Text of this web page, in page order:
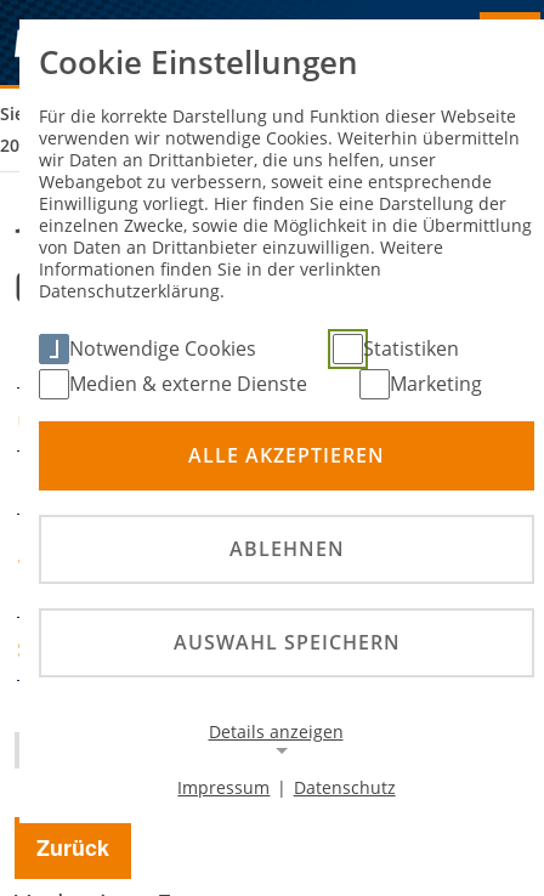
Sie sind hier: 12. EMMERSDORFER ADAC WINTER CROSS SLALOM
2024
12. Emmersdorfer ADAC Winter
Cross Slalom 2024
DATUM 01. Februar 2025
ORT Aldersbach
VERANSTALTER
MSC Emmersdorf e.V.
im ADAC
SPORTABTEILUNG ADAC Südbayern
Homepage
Zurück
Cookie Einstellungen
Für die korrekte Darstellung und Funktion dieser Webseite
verwenden wir notwendige Cookies. Weiterhin übermitteln
wir Daten an Drittanbieter, die uns helfen, unser
Webangebot zu verbessern, soweit eine entsprechende
Einwilligung vorliegt. Hier finden Sie eine Darstellung der
einzelnen Zwecke, sowie die Möglichkeit in die Übermittlung
von Daten an Drittanbieter einzuwilligen. Weitere
Informationen finden Sie in der verlinkten
Datenschutzerklärung.
Notwendige Cookies
Statistiken
Medien & externe Dienste
Marketing
ALLE AKZEPTIEREN
ABLEHNEN
AUSWAHL SPEICHERN
Details anzeigen
Notwendige Cookies ermöglichen die Kernfunktionalität
einer Website. Sie helfen dabei, die Website nutzbar zu
machen, indem sie grundlegende Funktionen
Impressum | Datenschutz